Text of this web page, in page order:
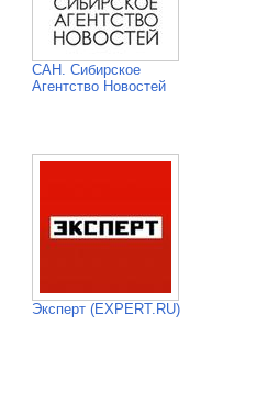
САН. Сибирское
Агентство Новостей
Эксперт (EXPERT.RU)